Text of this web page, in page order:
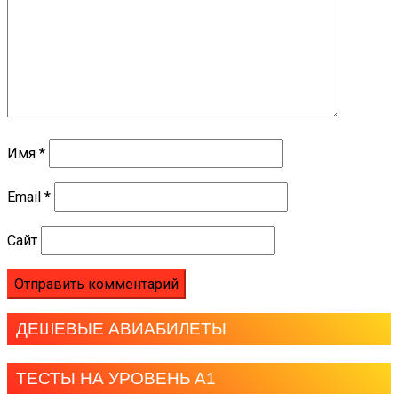
Имя *
Email *
Сайт
ДЕШЕВЫЕ АВИАБИЛЕТЫ
ТЕСТЫ НА УРОВЕНЬ А1